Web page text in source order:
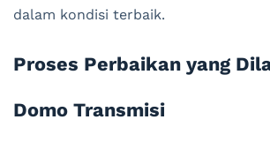
dalam kondisi terbaik.
Proses Perbaikan yang
Domo Transmisi